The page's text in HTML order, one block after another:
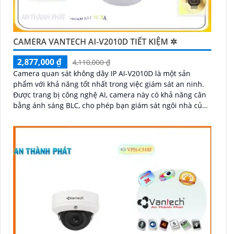
CAMERA VANTECH AI-V2010D TIẾT KIỆM ✲
2,877,000 ₫
4,110,000 ₫
Camera quan sát không dây IP AI-V2010D là một sản
phẩm với khả năng tốt nhất trong việc giám sát an ninh.
Được trang bị công nghệ AI, camera này có khả năng cân
bằng ánh sáng BLC, cho phép bạn giám sát ngôi nhà của